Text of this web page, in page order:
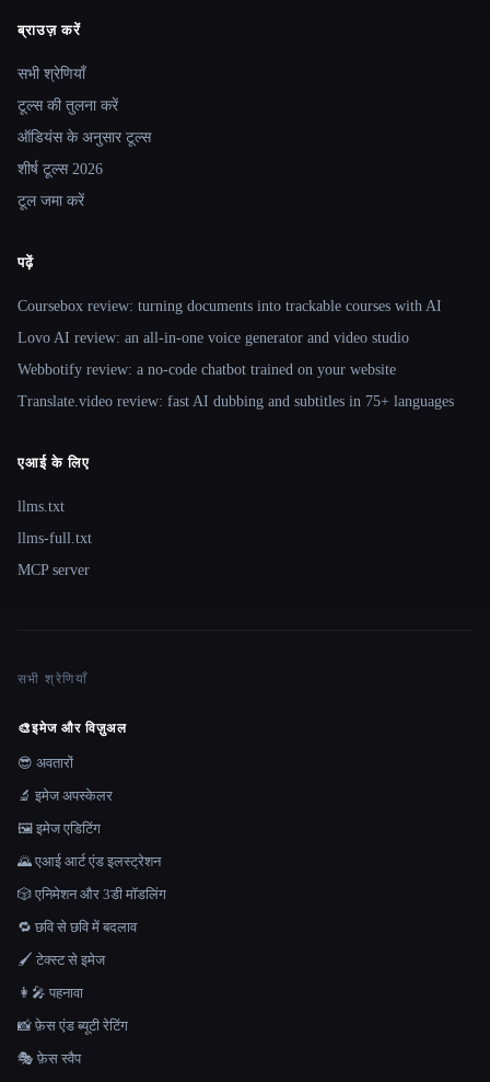
Site navigation
ब्राउज़ करें
सभी श्रेणियाँ
टूल्स की तुलना करें
ऑडियंस के अनुसार टूल्स
शीर्ष टूल्स 2026
टूल जमा करें
पढ़ें
Coursebox review: turning documents into trackable courses with AI
Lovo AI review: an all-in-one voice generator and video studio
Webbotify review: a no-code chatbot trained on your website
Translate.video review: fast AI dubbing and subtitles in 75+ languages
एआई के लिए
llms.txt
llms-full.txt
MCP server
सभी श्रेणियाँ
🎨इमेज और विज़ुअल
😎 अवतारों
🔬 इमेज अपस्केलर
🖼️ इमेज एडिटिंग
🌄 एआई आर्ट एंड इलस्ट्रेशन
🎲 एनिमेशन और 3डी मॉडलिंग
🔁 छवि से छवि में बदलाव
🖌️ टेक्स्ट से इमेज
👩‍🎤 पहनावा
📸 फ़ेस एंड ब्यूटी रेटिंग
🎭 फ़ेस स्वैप